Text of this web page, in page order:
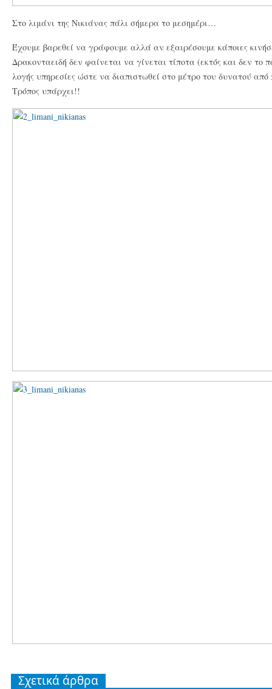
Στο λιμάνι της Nικιάνας πάλι σήμερα το μεσημέρι…
Έχουμε βαρεθεί να γράφουμε αλλά αν εξαιρέσουμε κάποιες
Δρακονταειδή δεν φαίνεται να γίνεται τίποτα (εκτός και δεν το
λογής υπηρεσίες ώστε να διαπιστωθεί στο μέτρο του δυνατού από
Τρόπος υπάρχει!!
Σχετικά άρθρα